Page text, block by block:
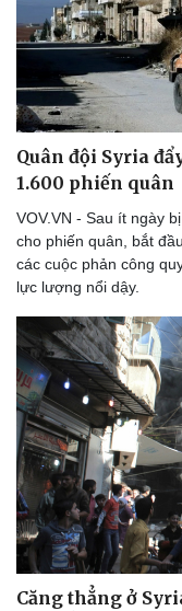
Doanh nghiệp
Thông tin doanh
Doanh nghiệp 24h
Doanh nhân
Quân đội Syria
1.600 phiến quân
VOV.VN - Sau ít ngày
cho phiến quân, bắt
các cuộc phản công
lực lượng nổi dậy.
Căng thẳng ở